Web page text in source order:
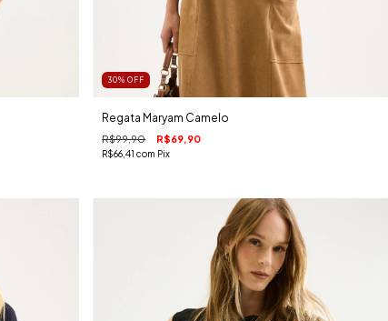
30%OFF
Regata Maryam Camelo
R$99,90 R$69,90
R$66,41com Pix